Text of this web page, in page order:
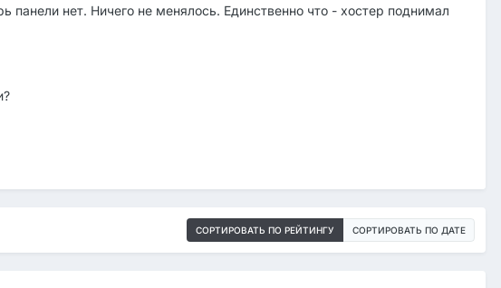
нет. Ничего не менялось. Единственно что - хостер поднимал
СОРТИРОВАТЬ ПО РЕЙТИНГУ СОРТИРОВАТЬ ПО ДАТЕ